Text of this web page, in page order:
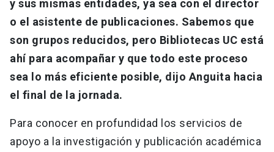
y sus mismas entidades, ya sea con el director
o el asistente de publicaciones. Sabemos que
son grupos reducidos, pero Bibliotecas UC está
ahí para acompañar y que todo este proceso
sea lo más eficiente posible, dijo Anguita hacia
el final de la jornada.
Para conocer en profundidad los servicios de
apoyo a la investigación y publicación académica